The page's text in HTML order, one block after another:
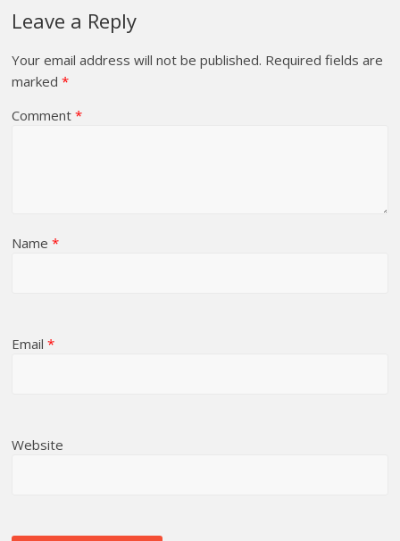
Leave a Reply
Your email address will not be published. Required fields are
marked*
Comment*
Name*
Email*
Website